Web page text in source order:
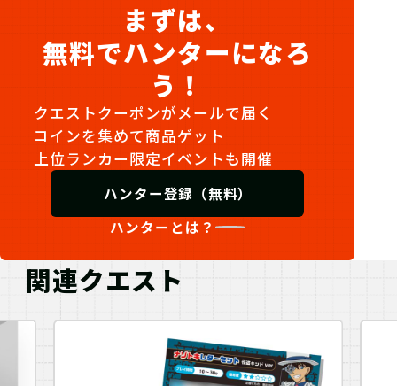
まずは、
無料でハンターになろ
う！
クエストクーポンがメールで届く
コインを集めて商品ゲット
上位ランカー限定イベントも開催
ハンター登録（無料）
ハンターとは？
関連クエスト